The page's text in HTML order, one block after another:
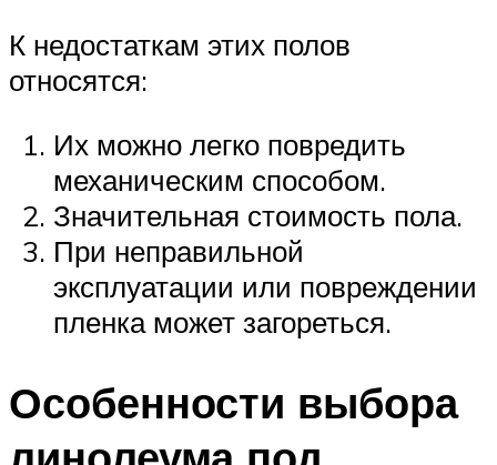
К недостаткам этих полов
относятся:
Их можно легко повредить
механическим способом.
Значительная стоимость пола.
При неправильной
эксплуатации или повреждении
пленка может загореться.
Особенности выбора